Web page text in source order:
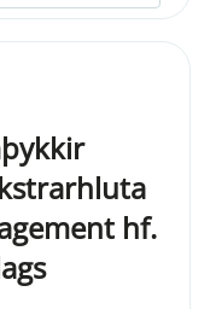
hf.